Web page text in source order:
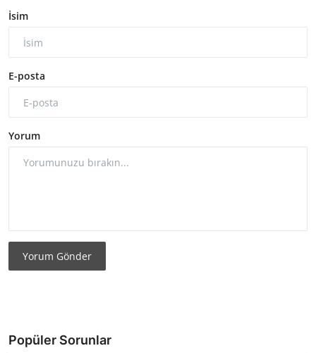
İsim
E-posta
Yorum
Yorum Gönder
Popüler Sorunlar